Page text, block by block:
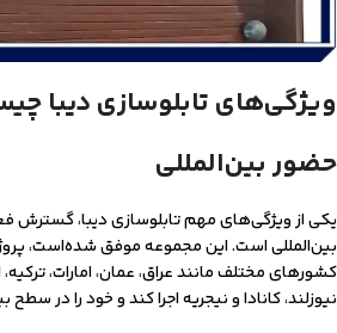
ویژگی‌های تابلوسازی دیبا
حضور بین‌المللی
یکی از ویژگی‌های مهم تابلوسازی دیبا، گسترش
بین‌المللی است. این مجموعه موفق شده‌است،
کشورهای مختلف مانند عراق، عمان، امارات، ترکیه،
نیوزلند، کانادا و نیجریه اجرا کند و خود را در